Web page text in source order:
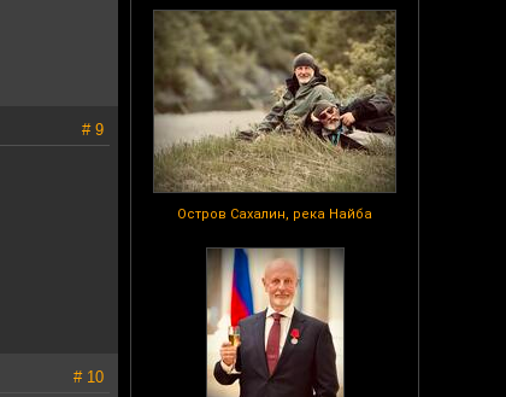
Остров Сахалин, река Найба
# 9
# 10